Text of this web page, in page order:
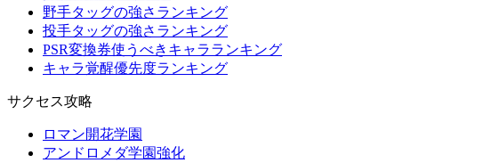
野手タッグの強さランキング
投手タッグの強さランキング
PSR変換券使うべきキャラランキング
キャラ覚醒優先度ランキング
サクセス攻略
ロマン開花学園
アンドロメダ学園強化